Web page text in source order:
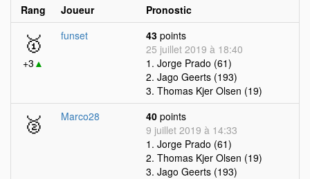
Rang Joueur Pronostic
🥇
+3 ▲
funset 43 points
25 juillet 2019 à 18:40
1. Jorge Prado (61)
2. Jago Geerts (193)
3. Thomas Kjer Olsen (19)
🥈 Marco28 40 points
9 juillet 2019 à 14:33
1. Jorge Prado (61)
2. Thomas Kjer Olsen (19)
3. Jago Geerts (193)